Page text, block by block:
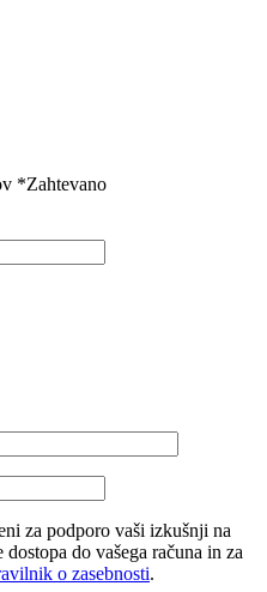
*Zahtevano
za podporo vaši izkušnji na
do vašega računa in za
o zasebnosti.